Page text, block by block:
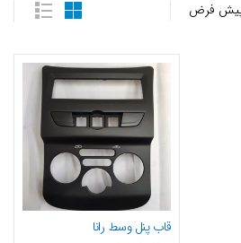
قاب پنل وسط رانا